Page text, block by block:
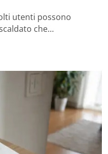
utenti possono
che…